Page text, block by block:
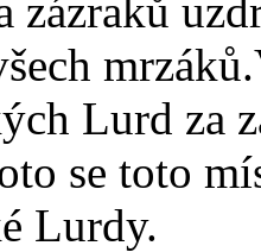
zázraků
Lurd za
se toto
Lurdy.